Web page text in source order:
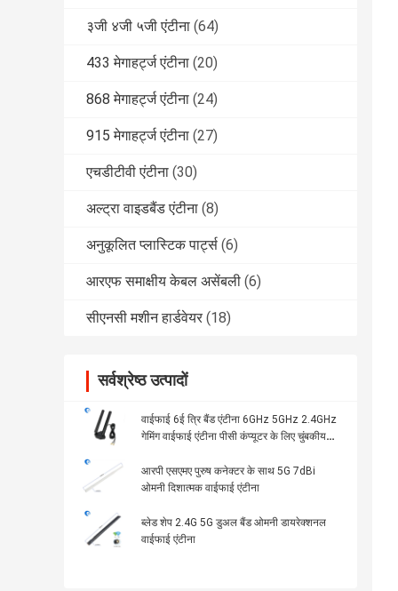
३जी ४जी ५जी एंटीना (64)
433 मेगाहर्ट्ज एंटीना (20)
868 मेगाहर्ट्ज एंटीना (24)
915 मेगाहर्ट्ज एंटीना (27)
एचडीटीवी एंटीना (30)
अल्ट्रा वाइडबैंड एंटीना (8)
अनुकूलित प्लास्टिक पार्ट्स (6)
आरएफ समाक्षीय केबल असेंबली (6)
सीएनसी मशीन हार्डवेयर (18)
सर्वश्रेष्ठ उत्पादों
वाईफाई 6ई त्रि बैंड एंटीना 6GHz 5GHz 2.4GHz
गेमिंग वाईफाई एंटीना पीसी कंप्यूटर के लिए चुंबकीय
आरपी एसएमए पुरुष कनेक्टर के साथ 5G 7dBi
ओमनी दिशात्मक वाईफाई एंटीना
ब्लेड शेप 2.4G 5G डुअल बैंड ओमनी डायरेक्शनल
वाईफाई एंटीना